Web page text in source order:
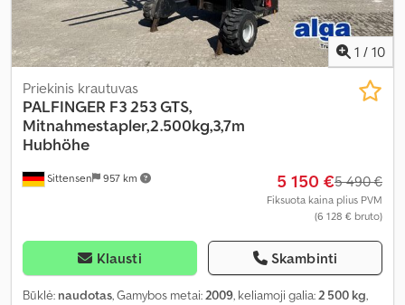
1 / 10
Sittensen 957 km
Priekinis krautuvas
PALFINGER F3 253 GTS,
Mitnahmestapler,2.500kg,3,7m
Hubhöhe
5 150 €5 490 €
Fiksuota kaina plius PVM
(6 128 € bruto)
Klausti Skambinti
Būklė: naudotas, Gamybos metai:2009, keliamoji galia:2 500 kg,